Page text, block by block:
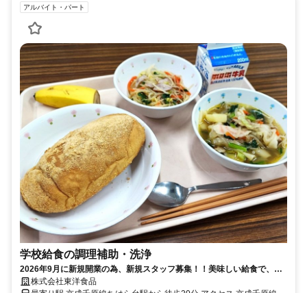
アルバイト・パート
学校給食の調理補助・洗浄
2026年9月に新規開業の為、新規スタッフ募集！！美味しい給食で、子
どもたちを笑顔にするお仕事、一緒に始めませんか?
株式会社東洋食品